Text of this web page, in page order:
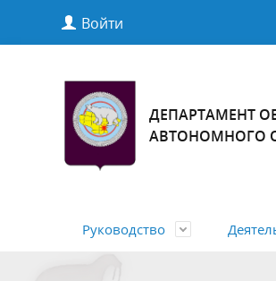
Войти
ДЕПАРТАМЕНТ
АВТОНОМНОГО
Руководство